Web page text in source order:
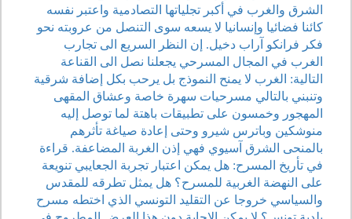
الشرق والغرب في أكبر تجلياتها التصادمية واعتبر نفسه
كائنا فضائيا وإنسانيا لا يسعه سوى التنصل من عروبته نحو
فكر فرانكو آراب دخيل. إن النظر السريع الى تجارب
الغرب في المجال المسرحي يجعلنا نصل الى القناعة
التالية: الغرب لا يمنح النموذج بل يرحب بكل إضافة شرقية
وتنبني بالتالي مسرحيات سهرة خاصة وعشاق المقهى
المهجور وخمسون على تطبيقات باهتة لما توصل إليه
منوشكين وباترس شيرو وحتى إعادة صياغة تأثرهم
بالمنحى الشرق آسيوي فهي إذن الغربة المضاعفة. قراءة
في تأريخ المسرح: هل يمكن اعتبار تجربة الجعايبي تنويعة
على النهضة الغربية للمسرح؟ هل يمثل تطرقه للمقدس
والسياسي خروجا عن التقليد التونسي الذي اختطه مسرح